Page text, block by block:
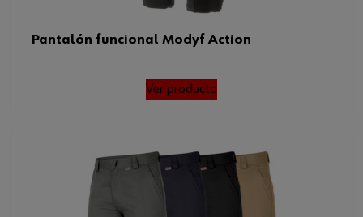
Pantalón funcional Modyf Action
Ver producto